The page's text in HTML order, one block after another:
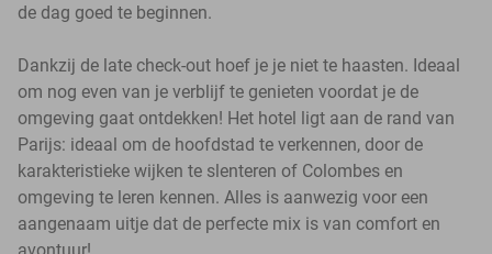
de dag goed te beginnen.
Dankzij de late check-out hoef je je niet te haasten. Ideaal
om nog even van je verblijf te genieten voordat je de
omgeving gaat ontdekken! Het hotel ligt aan de rand van
Parijs: ideaal om de hoofdstad te verkennen, door de
karakteristieke wijken te slenteren of Colombes en
omgeving te leren kennen. Alles is aanwezig voor een
aangenaam uitje dat de perfecte mix is van comfort en